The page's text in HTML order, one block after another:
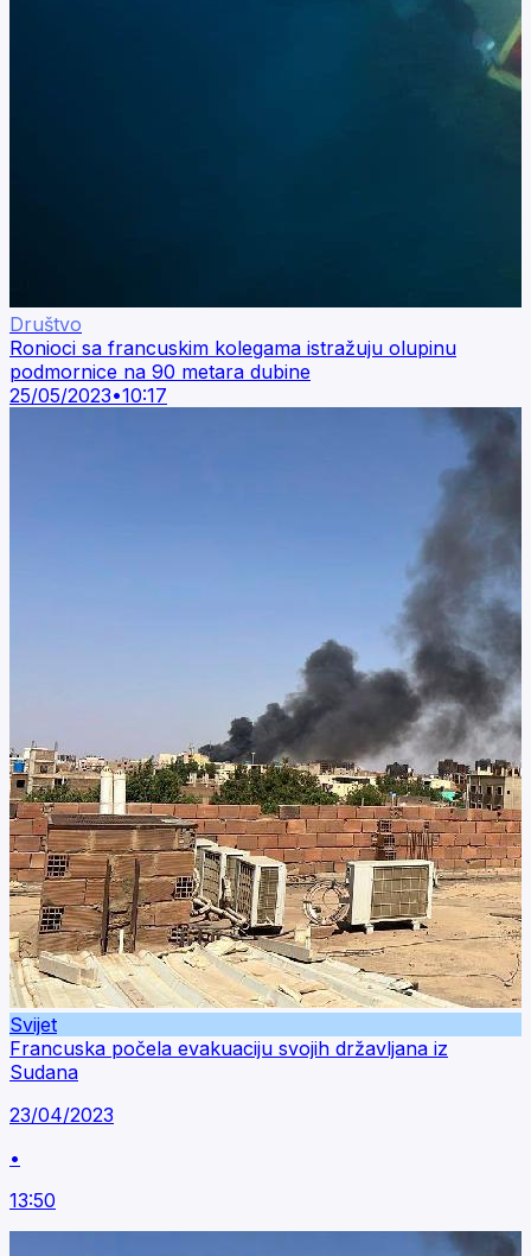
Društvo
Ronioci sa francuskim kolegama istražuju olupinu
podmornice na 90 metara dubine
25/05/2023•10:17
Svijet
Francuska počela evakuaciju svojih državljana iz
Sudana
23/04/2023
•
13:50